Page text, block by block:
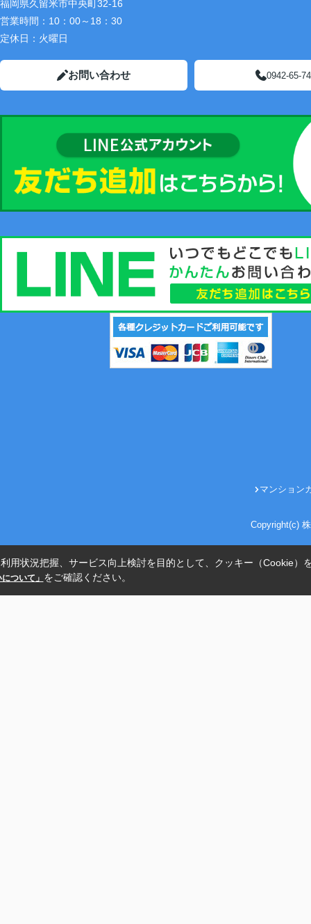
福岡県久留米市中央町32-16
営業時間： 10：00～18：30
定休日： 火曜日
お問い合わせ 0942-65-
マンション
Copyright(c)
用状況把握、サービス向上検討を目的として、クッキー（Cookie）
ついて」 をご確認ください。